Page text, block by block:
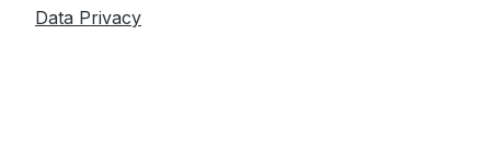
Data Privacy